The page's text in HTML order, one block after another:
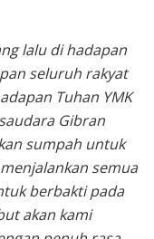
lalu di hadapan
seluruh rakyat
Tuhan YMK
Gibran
sumpah untuk
semua
berbakti pada
akan kami